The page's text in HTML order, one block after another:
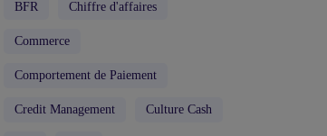
BFR Chiffre d'affaires
Commerce
Comportement de Paiement
Credit Management Culture Cash